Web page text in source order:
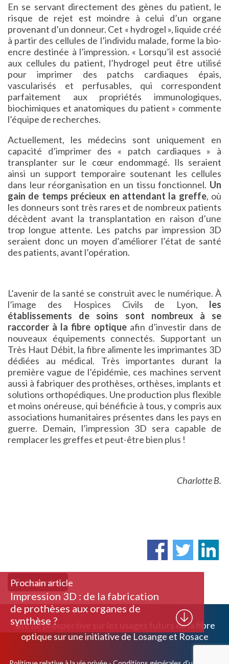
Prochain article
Impression 3D : de la fabrication
de prothèses aux organes de
synthèse ?
En se servant directement des gènes du patient, le
risque de rejet est moindre à celui d’un organe
provenant d’un donneur. Cet « hydrogel », liquide créé
à partir des cellules de l’individu malade, forme la bio-
encre destinée à l’impression. « Lorsqu’il est associé
aux cellules du patient, l’hydrogel peut être utilisé
pour imprimer des patchs cardiaques épais,
vascularisés et perfusables, qui correspondent
parfaitement aux propriétés immunologiques,
biochimiques et anatomiques du patient » commente
l’équipe de recherches.
Actuellement, les médecins sont uniquement en
capacité d’imprimer des « patch cardiaques » à
transplanter sur le cœur endommagé. Ils seraient
ainsi un support temporaire soutenant les cellules
dans leur réorganisation en un tissu fonctionnel. Un
gain de temps précieux en attendant la greffe, où
les donneurs sont très rares et de nombreux patients
décèdent avant la transplantation en raison d’une
trop longue attente. Les patchs par impression 3D
seraient donc un moyen d’améliorer l’état de santé
des patients, avant l’opération.
L’avenir de la santé se construit avec le numérique. À
l’image des Hospices Civils de Lyon, les
établissements de soins sont nombreux à se
raccorder à la fibre optiqueafin d’investir dans de
nouveaux équipements connectés. Supportant un
Très Haut Débit, la fibre alimente les imprimantes 3D
dédiées au médical. Très importantes durant la
première vague de l’épidémie, ces machines servent
aussi à fabriquer des prothèses, orthèses, implants et
solutions orthopédiques. Une production plus flexible
et moins onéreuse, qui bénéficie à tous, y compris aux
associations humanitaires présentes dans les pays en
guerre. Demain, l’impression 3D sera capable de
remplacer les greffes et peut-être bien plus !
Charlotte B.
Commenter
Site de prospective sur les usages futurs de la fibre
optique sur une initiative deLosangeetRosace